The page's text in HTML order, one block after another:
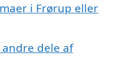
i Frørup eller
dele af